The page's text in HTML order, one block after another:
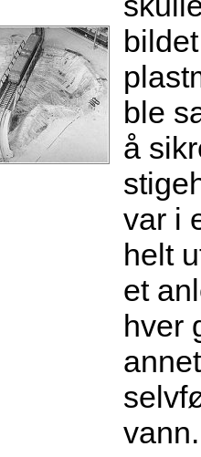
ble
å
var i
helt
et
hver
vann.